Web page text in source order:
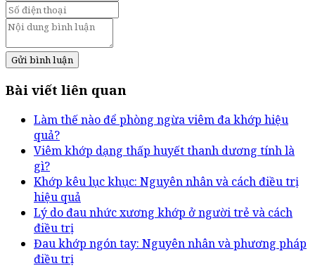
Gửi bình luận
Bài viết liên quan
Làm thế nào để phòng ngừa viêm đa khớp hiệu
quả?
Viêm khớp dạng thấp huyết thanh dương tính là
gì?
Khớp kêu lục khục: Nguyên nhân và cách điều trị
hiệu quả
Lý do đau nhức xương khớp ở người trẻ và cách
điều trị
Đau khớp ngón tay: Nguyên nhân và phương pháp
điều trị